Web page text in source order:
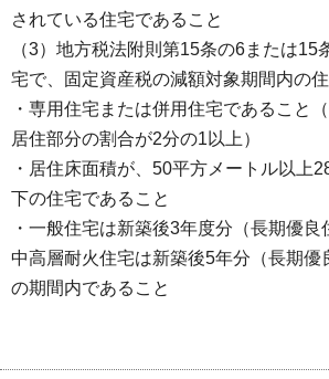
されている住宅であること
（3）地方税法附則第15条の6または15
宅で、固定資産税の減額対象期間内の
・専用住宅または併用住宅であること
居住部分の割合が2分の1以上）
・居住床面積が、50平方メートル以上
下の住宅であること
・一般住宅は新築後3年度分（長期優良
中高層耐火住宅は新築後5年分（長期優
の期間内であること